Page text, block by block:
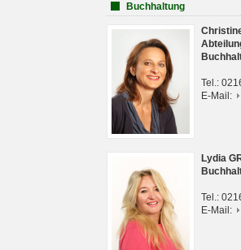
Buchhaltung
Tel.:
E-Mail:
Lydia
Tel.:
E-Mail: